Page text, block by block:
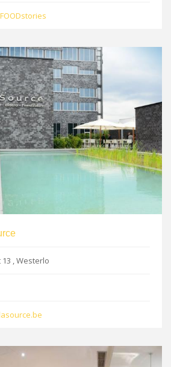
, Westerlo